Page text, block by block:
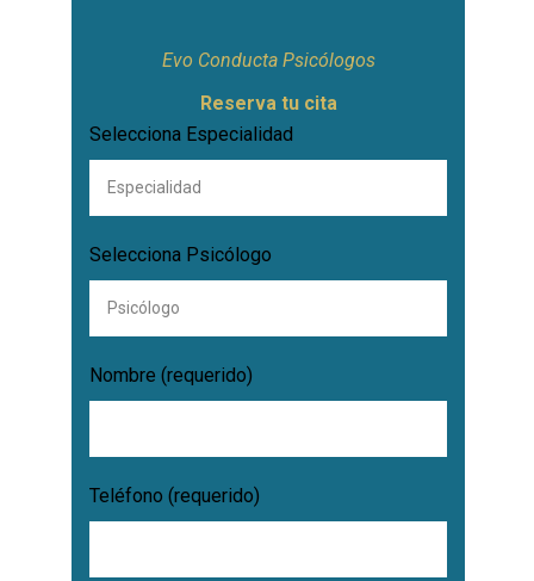
Evo Conducta Psicólogos
Reserva tu cita
Selecciona Especialidad
Selecciona Psicólogo
Nombre (requerido)
Teléfono (requerido)